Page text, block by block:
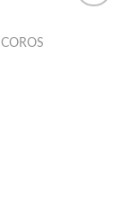
COROS